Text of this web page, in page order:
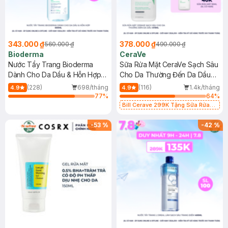
343.000 ₫560.000 ₫
Bioderma
Nước Tẩy Trang Bioderma
Dành Cho Da Dầu & Hỗn Hợp
500ml
4.9 (228)
698/tháng
77%
378.000 ₫490.000 ₫
CeraVe
Sữa Rửa Mặt CeraVe Sạch Sâu
Cho Da Thường Đến Da Dầu
473ml
4.9 (116)
1.4k/tháng
64%
Bill Cerave 299K Tặng Sữa Rửa
-53 % -42%